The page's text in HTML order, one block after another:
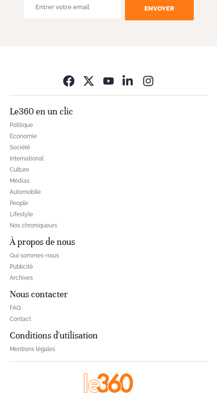
ENVOYER
Le360 en un clic
Politique
Economie
Société
International
Culture
Médias
Automobile
People
Lifestyle
Nos chroniqueurs
À propos de nous
Qui sommes-nous
Publicité
Archives
Nous contacter
FAQ
Contact
Conditions d'utilisation
Mentions légales